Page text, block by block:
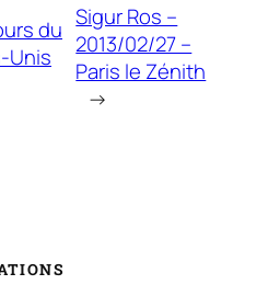
du
Unis
Sigur Ros –
2013/02/27 –
Paris le Zénith
→